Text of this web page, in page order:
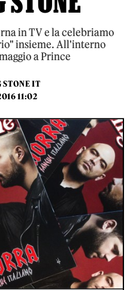
in TV e la celebriamo
insieme. All'interno
a Prince
IT
11:02